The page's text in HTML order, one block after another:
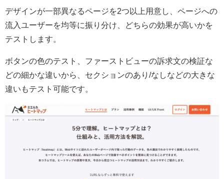
デザインが一部異なるページを2つ以上用意し、ページへの
流入ユーザーを均等に振り分け、どちらの効果が高いかを
テストします。
ボタンの色のテスト、ファーストビューの訴求文の検証な
どの細かな違いから、セクションのあり/なしなどの大きな
違いもテスト可能です。